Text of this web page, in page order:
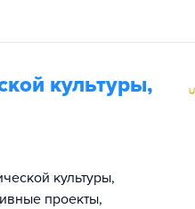
культуры,
культуры,
проекты,